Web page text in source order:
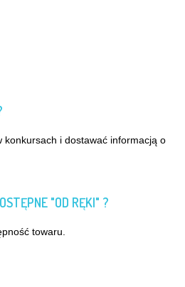
konkursach i dostawać informacją o
"OD RĘKI" ?
towaru.